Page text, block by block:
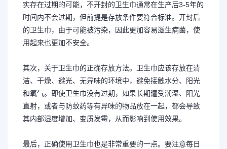
实存在过期的可能，不开封的卫生巾通常在生产后3-5年的
时间内不会过期，但前提是存放条件要符合标准。开封后
的卫生巾，由于可能被污染，因此更加容易滋生病菌，使
用起来也更加不安全。
其次，关于卫生巾的正确存放方法。卫生巾应该存放在清
洁、干燥、避光、无异味的环境中，避免接触水分、阳光
和氧气。即使卫生巾没有过期，如果长期遭受潮湿、阳光
直射，或者与防蚊药等有异味的物品放在一起，都会导致
其内部湿度增加、变质发霉，从而影响到使用效果。
最后，正确使用卫生巾也是非常重要的一点。要注意每日